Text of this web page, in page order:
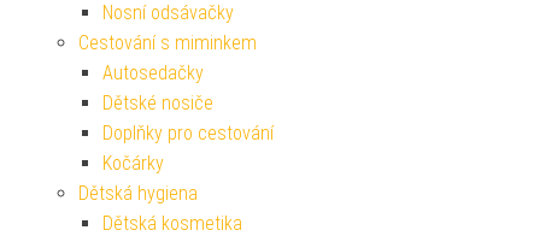
Nosní odsávačky
Cestování s miminkem
Autosedačky
Dětské nosiče
Doplňky pro cestování
Kočárky
Dětská hygiena
Dětská kosmetika